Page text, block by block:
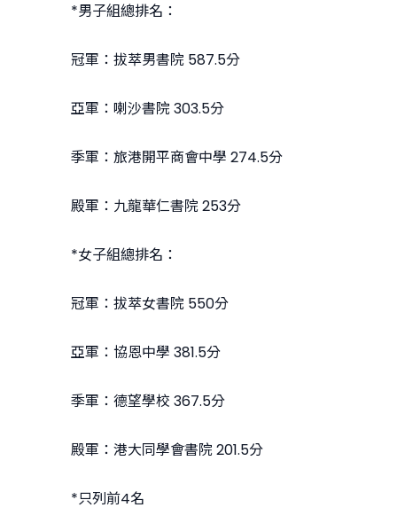
*男子組總排名：
冠軍：拔萃男書院 587.5分
亞軍：喇沙書院 303.5分
季軍：旅港開平商會中學 274.5分
殿軍：九龍華仁書院 253分
*女子組總排名：
冠軍：拔萃女書院 550分
亞軍：協恩中學 381.5分
季軍：德望學校 367.5分
殿軍：港大同學會書院 201.5分
*只列前4名